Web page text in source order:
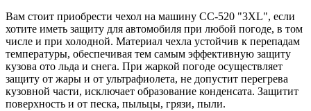
Вам стоит приобрести чехол на машину CC-520 "3XL", если
хотите иметь защиту для автомобиля при любой погоде, в том
числе и при холодной. Материал чехла устойчив к перепадам
температуры, обеспечивая тем самым эффективную защиту
кузова ото льда и снега. При жаркой погоде осуществляет
защиту от жары и от ультрафиолета, не допустит перегрева
кузовной части, исключает образование конденсата. Защитит
поверхность и от песка, пыльцы, грязи, пыли.